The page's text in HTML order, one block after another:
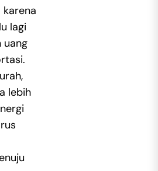
karena
lagi
uang
lebih